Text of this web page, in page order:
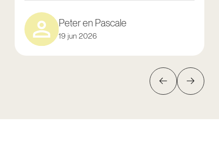
Peter en Pascale
19 jun 2026